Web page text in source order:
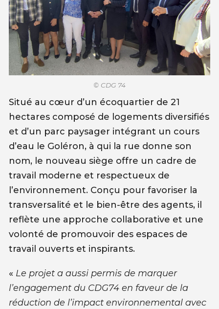
© CDG 74
Situé au cœur d’un écoquartier de 21
hectares composé de logements diversifiés
et d’un parc paysager intégrant un cours
d’eau le Goléron, à qui la rue donne son
nom, le nouveau siège offre un cadre de
travail moderne et respectueux de
l’environnement. Conçu pour favoriser la
transversalité et le bien-être des agents, il
reflète une approche collaborative et une
volonté de promouvoir des espaces de
travail ouverts et inspirants.
« Le projet a aussi permis de marquer
l’engagement du CDG74 en faveur de la
réduction de l’impact environnemental avec